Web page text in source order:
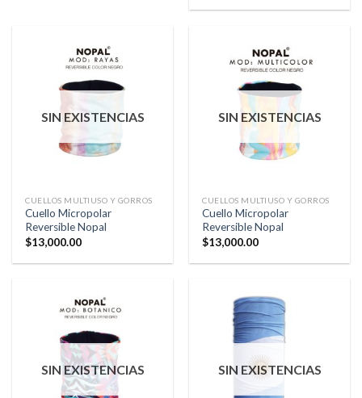
SIN EXISTENCIAS
CUELLOS MULTIUSO Y GORROS
Cuello Micropolar
Reversible Nopal
$13,000.00
SIN EXISTENCIAS
CUELLOS MULTIUSO Y GORROS
Cuello Micropolar
Reversible Nopal
$13,000.00
SIN EXISTENCIAS SIN EXISTENCIAS